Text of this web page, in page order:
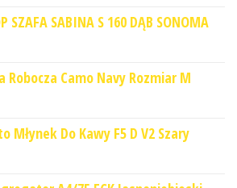
SZAFA SABINA S 160 DĄB SONOMA
Robocza Camo Navy Rozmiar M
Młynek Do Kawy F5 D V2 Szary